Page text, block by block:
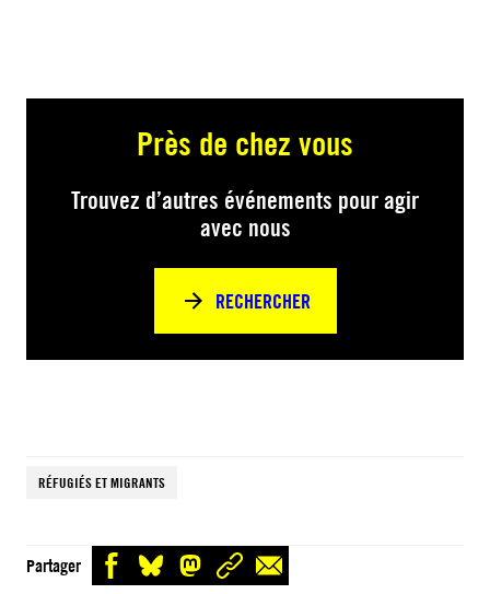
Près de chez vous
Trouvez d’autres événements pour agir
avec nous
RECHERCHER
RÉFUGIÉS ET MIGRANTS
Partager